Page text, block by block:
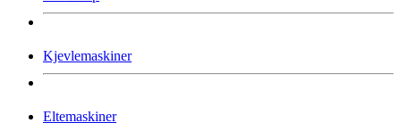
Kjevlemaskiner
Eltemaskiner